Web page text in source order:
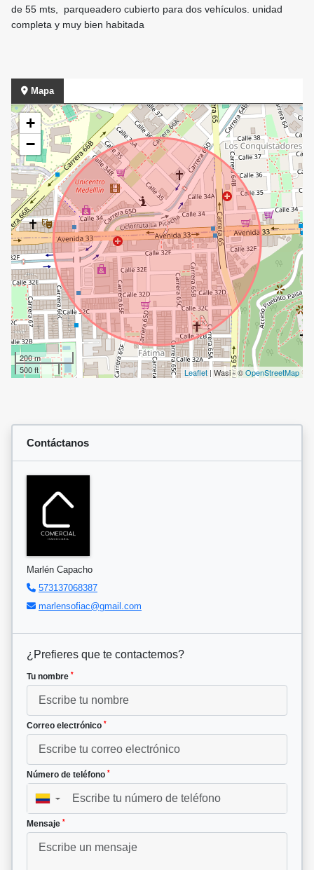
de 55 mts, parqueadero cubierto para dos vehículos. unidad
completa y muy bien habitada
Mapa
+
−
200 m
500 ft
Leaflet | Wasi - ©OpenStreetMap
Contáctanos
Marlén Capacho
573137068387
marlensofiac@gmail.com
¿Prefieres que te contactemos?
Tu nombre *
Correo electrónico *
Número de teléfono *
▼
Mensaje *